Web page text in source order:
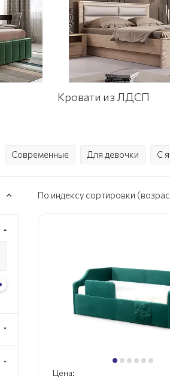
Кровати из ЛДСП
Современные Для девочки С
По индексу сортировки
Цена: